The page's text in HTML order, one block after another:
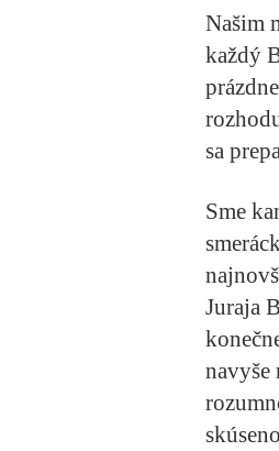
Našim
každý
sa
Sme
Juraja
navyše